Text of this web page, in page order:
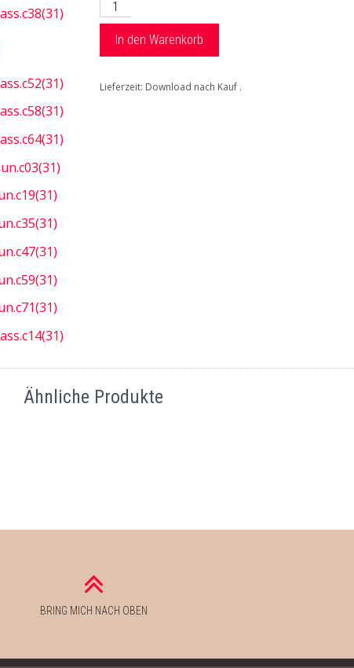
In den Warenkorb
Lieferzeit: Download nach Kauf
Ähnliche Produkte
BRING MICH NACH OBEN